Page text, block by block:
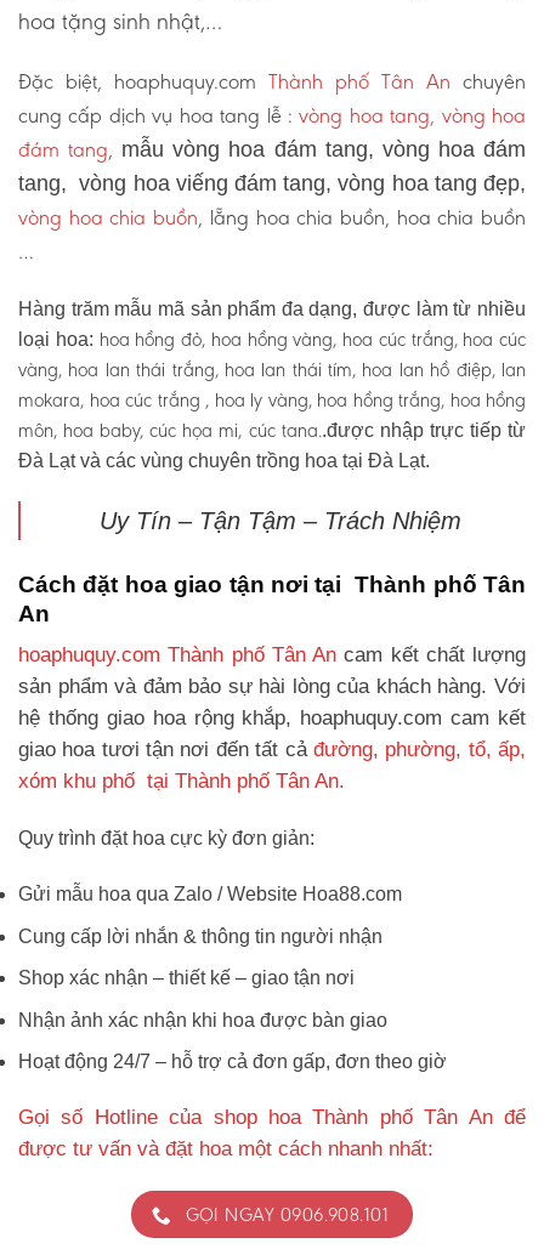
hoa tặng sinh nhật,…
Đặc biệt, hoaphuquy.com Thành phố Tân An chuyên
cung cấp dịch vụ hoa tang lễ :vòng hoa tang, vòng hoa
đám tang, mẫu vòng hoa đám tang, vòng hoa đám
tang, vòng hoa viếng đám tang, vòng hoa tang đẹp,
vòng hoa chia buồn, lẵng hoa chia buồn, hoa chia buồn
…
Hàng trăm mẫu mã sản phẩm đa dạng, được làm từ nhiều
loại hoa: hoa hồng đỏ, hoa hồng vàng, hoa cúc trắng, hoa cúc
vàng, hoa lan thái trắng, hoa lan thái tím, hoa lan hồ điệp, lan
mokara, hoa cúc trắng , hoa ly vàng, hoa hồng trắng, hoa hồng
môn, hoa baby, cúc họa mi, cúc tana..được nhập trực tiếp từ
Đà Lạt và các vùng chuyên trồng hoa tại Đà Lạt.
Uy Tín – Tận Tậm – Trách Nhiệm
Cách đặt hoa giao tận nơi tại Thành phố Tân
An
hoaphuquy.com Thành phố Tân An cam kết chất lượng
sản phẩm và đảm bảo sự hài lòng của khách hàng. Với
hệ thống giao hoa rộng khắp, hoaphuquy.com cam kết
giao hoa tươi tận nơi đến tất cả đường, phường, tổ, ấp,
xóm khu phố tại Thành phố Tân An.
Quy trình đặt hoa cực kỳ đơn giản:
Gửi mẫu hoa qua Zalo / Website Hoa88.com
Cung cấp lời nhắn & thông tin người nhận
Shop xác nhận – thiết kế – giao tận nơi
Nhận ảnh xác nhận khi hoa được bàn giao
Hoạt động 24/7 – hỗ trợ cả đơn gấp, đơn theo giờ
Gọi số Hotline của shop hoa Thành phố Tân An để
được tư vấn và đặt hoa một cách nhanh nhất:
GỌI NGAY 0906.908.101